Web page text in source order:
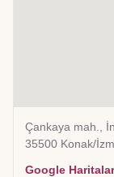
Çankaya mah.,
35500 Konak/
Google